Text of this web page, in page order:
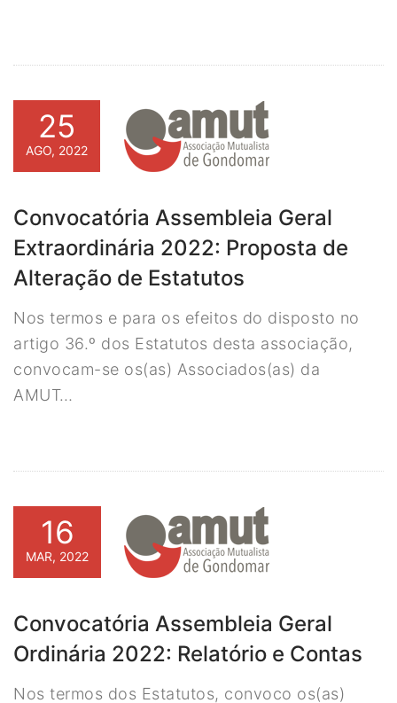
25
AGO, 2022
Convocatória Assembleia Geral
Extraordinária 2022: Proposta de
Alteração de Estatutos
Nos termos e para os efeitos do disposto no
artigo 36.º dos Estatutos desta associação,
convocam-se os(as) Associados(as) da
AMUT…
16
MAR, 2022
Convocatória Assembleia Geral
Ordinária 2022: Relatório e Contas
Nos termos dos Estatutos, convoco os(as)